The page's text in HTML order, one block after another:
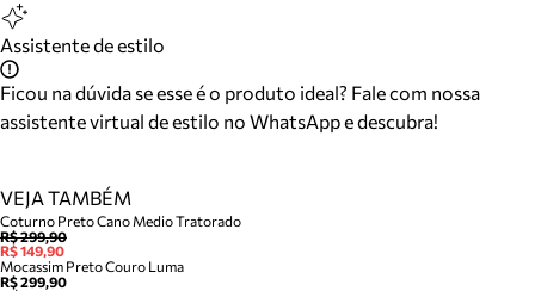
Assistente de estilo
Ficou na dúvida se esse é o produto ideal? Fale com nossa
assistente virtual de estilo no WhatsApp e descubra!
VEJA TAMBÉM
Coturno Preto Cano Medio Tratorado
R$ 299,90
R$ 149,90
Mocassim Preto Couro Luma
R$ 299,90